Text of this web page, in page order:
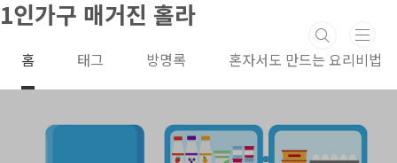
본문 바로가기
1인가구 매거진 홀라
홈 태그 방명록 혼자서도 만드는 요리비법